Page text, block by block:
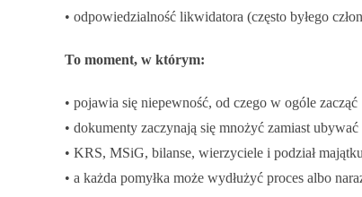
• odpowiedzialność likwidatora (często byłego
To moment, w którym:
• pojawia się niepewność, od czego w ogóle zacząć
• dokumenty zaczynają się mnożyć zamiast ubywać
• KRS, MSiG, bilanse, wierzyciele i podział
• a każda pomyłka może wydłużyć proces albo